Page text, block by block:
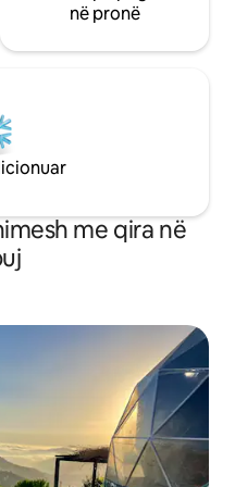
në pronë
me qira në